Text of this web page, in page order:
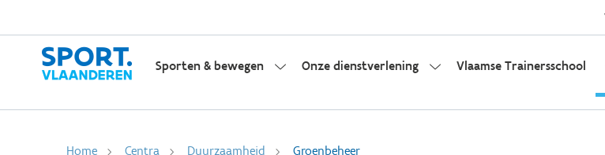
Sporten & bewegen Onze dienstverlening Vlaamse Trainersschool
Home Centra Duurzaamheid Groenbeheer